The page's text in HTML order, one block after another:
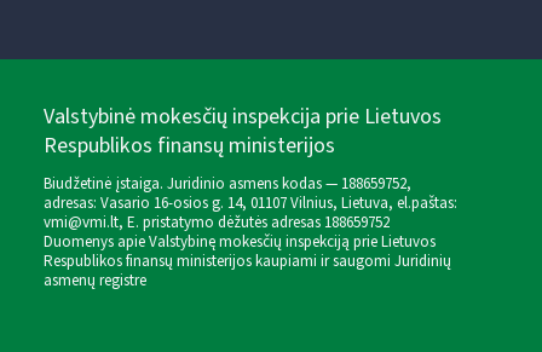
Valstybinė mokesčių inspekcija prie Lietuvos
Respublikos finansų ministerijos
Biudžetinė įstaiga. Juridinio asmens kodas — 188659752,
adresas: Vasario 16-osios g. 14, 01107 Vilnius, Lietuva, el.paštas:
vmi@vmi.lt, E. pristatymo dėžutės adresas 188659752
Duomenys apie Valstybinę mokesčių inspekciją prie Lietuvos
Respublikos finansų ministerijos kaupiami ir saugomi Juridinių
asmenų registre